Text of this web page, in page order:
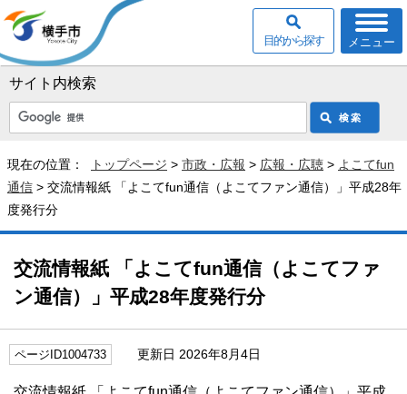
サイト内検索
メニュー
目的から探す
現在の位置： トップページ > 市政・広報 > 広報・広聴 > よこてfun
通信 > 交流情報紙 「よこてfun通信（よこてファン通信）」平成28年
度発行分
交流情報紙 「よこてfun通信（よこてファ
ン通信）」平成28年度発行分
ページID1004733 更新日 2026年8月4日